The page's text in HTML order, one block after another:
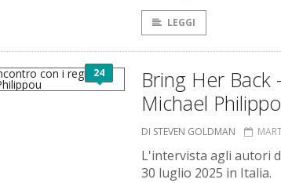
LEGGI
24
Bring Her
Michael
DI STEVEN GOLDMAN
L'intervista agli autori
30 luglio 2025 in Italia.